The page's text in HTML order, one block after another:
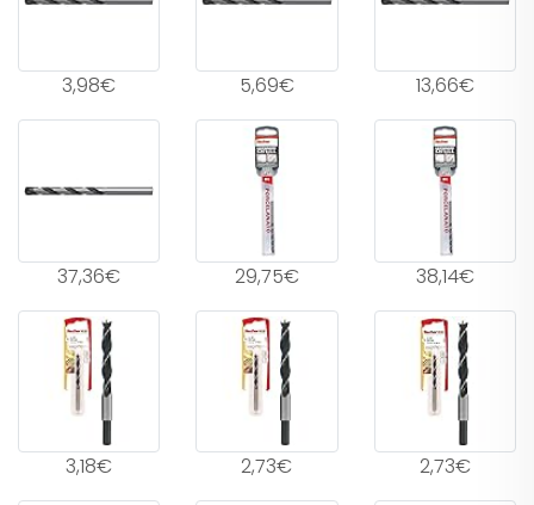
3,98€ 5,69€ 13,66€
37,36€ 29,75€ 38,14€
3,18€ 2,73€ 2,73€